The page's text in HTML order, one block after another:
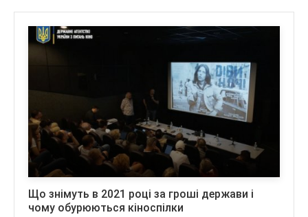
Що знімуть в 2021 році за гроші держави і
чому обурюються кіноспілки